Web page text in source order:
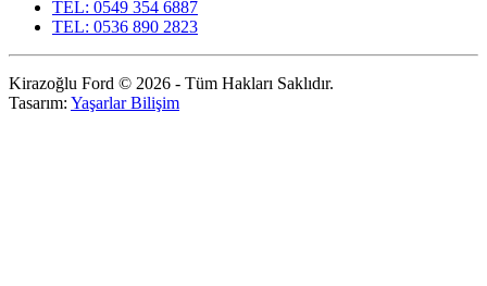
TEL: 0549 354 6887
TEL: 0536 890 2823
Kirazoğlu Ford © 2026 - Tüm Hakları Saklıdır.
Tasarım: Yaşarlar Bilişim